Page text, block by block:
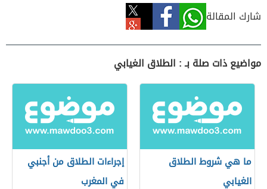
شارك المقالة
مواضيع ذات صلة بـ : الطلاق الغيابي
ما هي شروط الطلاق
الغيابي
إجراءات الطلاق من أجنبي
في المغرب